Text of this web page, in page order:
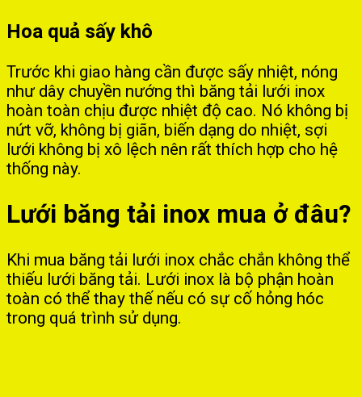
Hoa quả sấy khô
Trước khi giao hàng cần được sấy nhiệt, nóng
như dây chuyền nướng thì băng tải lưới inox
hoàn toàn chịu được nhiệt độ cao. Nó không bị
nứt vỡ, không bị giãn, biến dạng do nhiệt, sợi
lưới không bị xô lệch nên rất thích hợp cho hệ
thống này.
Lưới băng tải inox mua ở đâu?
Khi mua băng tải lưới inox chắc chắn không thể
thiếu lưới băng tải. Lưới inox là bộ phận hoàn
toàn có thể thay thế nếu có sự cố hỏng hóc
trong quá trình sử dụng.